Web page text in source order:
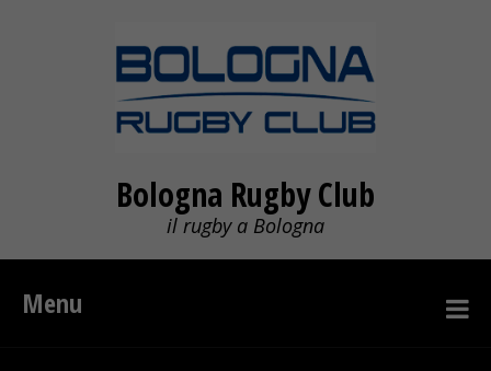
Bologna Rugby Club
il rugby a Bologna
Menu